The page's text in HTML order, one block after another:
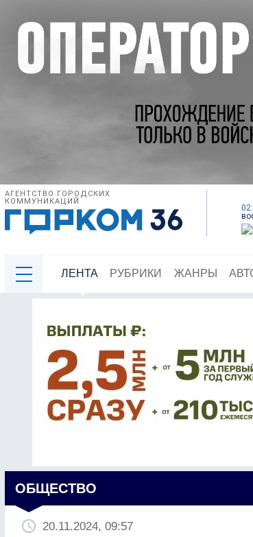
АГЕНТСТВО ГОРОДСКИХ
КОММУНИКАЦИЙ
ЛЕНТА РУБРИКИ ЖАНРЫ
ОБЩЕСТВО
20.11.2024, 09:57